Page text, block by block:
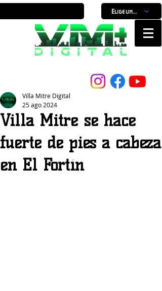
Elige un horario
Villa Mitre se hace
fuerte de pies a cabeza
en El Fortín
Villa Mitre Digital
25 ago 2024